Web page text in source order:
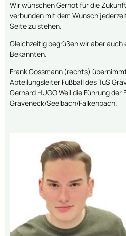
Wir wünschen Gernot für die
verbunden mit dem Wunsch
Seite zu stehen.
Gleichzeitig begrüßen wir aber auch
Bekannten.
Frank Gossmann (rechts)
Abteilungsleiter Fußball des TuS
Gerhard HUGO Weil die Führung der
Gräveneck/Seelbach/Falkenbach.